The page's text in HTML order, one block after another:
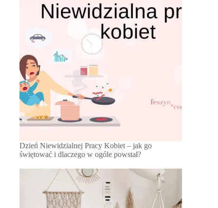
Dzień Niewidzialnej Pracy Kobiet – jak go
świętować i dlaczego w ogóle powstał?